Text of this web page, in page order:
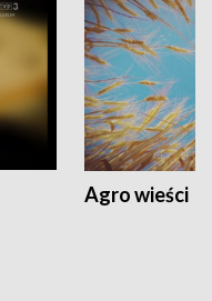
Agro wieści